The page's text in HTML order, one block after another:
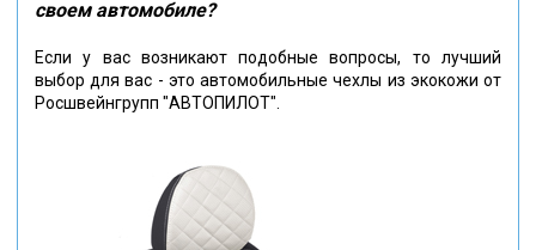
своем автомобиле?
Если у вас возникают подобные вопросы, то лучший
выбор для вас - это автомобильные чехлы из экокожи от
Росшвейнгрупп "АВТОПИЛОТ".